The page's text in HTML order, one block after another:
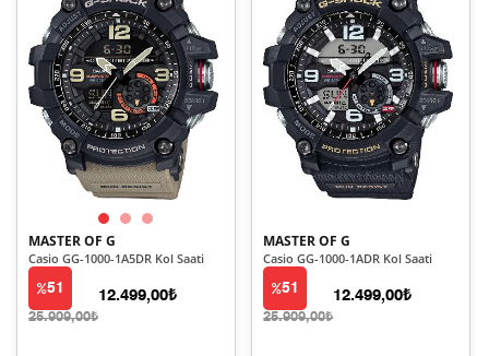
MASTER OF G
Casio GG-1000-1A5DR Kol Saati
51
25.909,00₺
12.499,00₺
MASTER OF G
Casio GG-1000-1ADR Kol Saati
51
25.909,00₺
12.499,00₺